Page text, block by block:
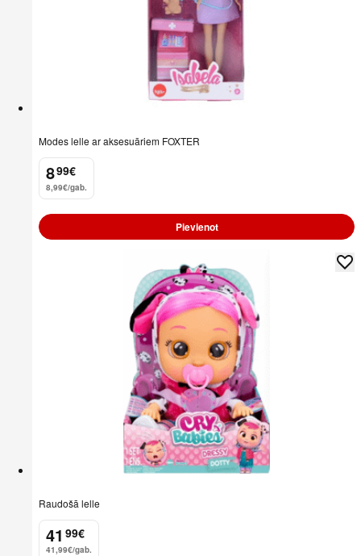
Modes lelle ar aksesuāriem FOXTER
8
. 99€
8,99€/gab.
Pievienot
Raudošā lelle
41
. 99€
41,99€/gab.